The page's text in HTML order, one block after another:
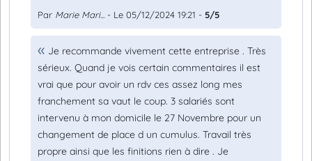
Par Marie Mari... - Le 05/12/2024 19:21 - 5/5
Je recommande vivement cette entreprise . Très
sérieux. Quand je vois certain commentaires il est
vrai que pour avoir un rdv ces assez long mes
franchement sa vaut le coup. 3 salariés sont
intervenu à mon domicile le 27 Novembre pour un
changement de place d un cumulus. Travail très
propre ainsi que les finitions rien à dire . Je